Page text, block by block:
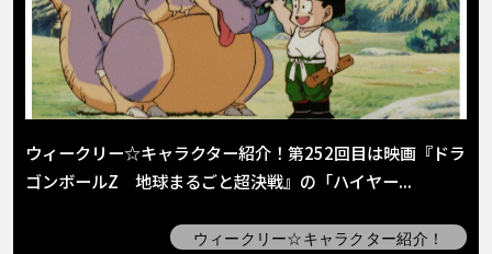
ウィークリー☆キャラクター紹介！第252回目は映画『ドラ
ゴンボールZ 地球まるごと超決戦』の「ハイヤー...
ウィークリー☆キャラクター紹介！